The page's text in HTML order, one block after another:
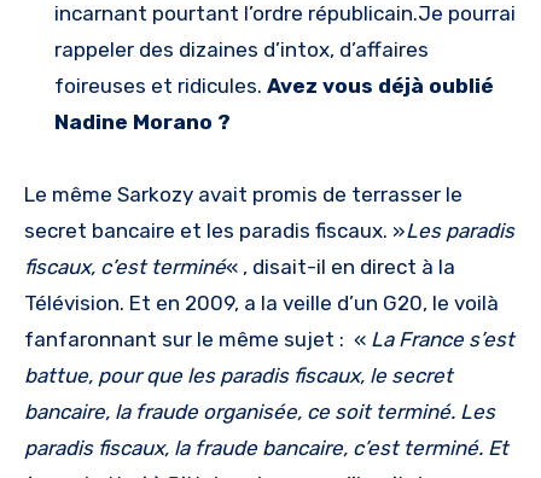
incarnant pourtant l’ordre républicain.Je pourrai
rappeler des dizaines d’intox, d’affaires
foireuses et ridicules.Avez vous déjà oublié
Nadine Morano ?
Le même Sarkozy avait promis de terrasser le
secret bancaire et les paradis fiscaux. »Les paradis
fiscaux, c’est terminé« , disait-il en direct à la
Télévision. Et en 2009, a la veille d’un G20, le voilà
fanfaronnant sur le même sujet : « La France s’est
battue, pour que les paradis fiscaux, le secret
bancaire, la fraude organisée, ce soit terminé. Les
paradis fiscaux, la fraude bancaire, c’est terminé. Et